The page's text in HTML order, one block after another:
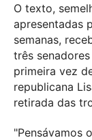
O texto,
apresentadas
semanas,
três
primeira vez
republicana
retirada das
"Pensávamos